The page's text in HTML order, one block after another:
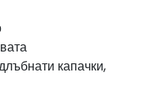
капачки,